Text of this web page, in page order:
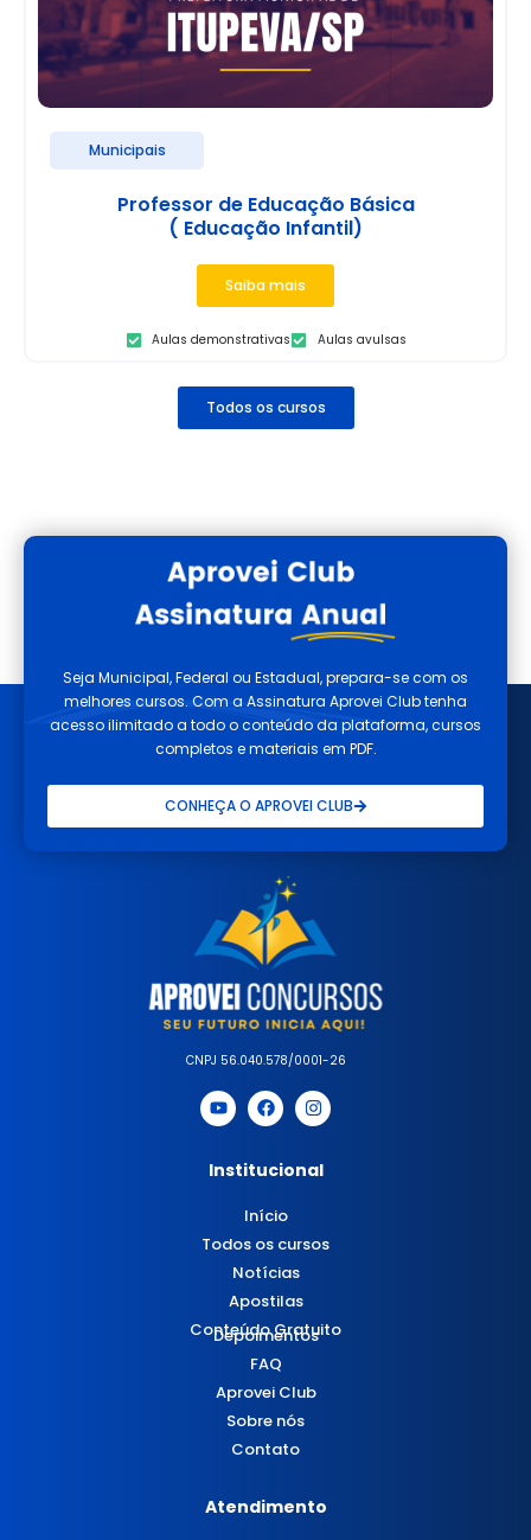
Municipais
Professor de Educação Básica
( Educação Infantil)
Saiba mais
Aulas demonstrativas Aulas avulsas
Todos os cursos
Seja Municipal, Federal ou Estadual, prepara-se com os
melhores cursos. Com a Assinatura Aprovei Club tenha
acesso ilimitado a todo o conteúdo da plataforma, cursos
completos e materiais em PDF.
CONHEÇA O APROVEI CLUB
CNPJ 56.040.578/0001-26
Institucional
Início
Todos os cursos
Notícias
Apostilas
Conteúdo Gratuito
Depoimentos
FAQ
Aprovei Club
Sobre nós
Contato
Atendimento